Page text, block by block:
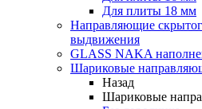
Для плиты 18 мм
Направляющие
выдвижения
GLASS NAKA
Шариковые
Назад
Шариковые